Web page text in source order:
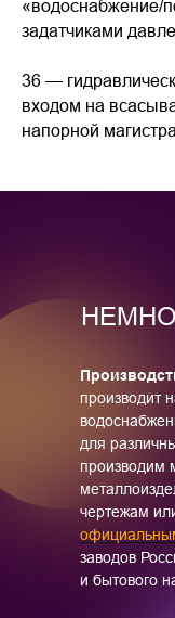
«водоснабжение/
задатчиками
36 —
входом на
напорной
производит
для
производим
чертежам
заводов
и бытового